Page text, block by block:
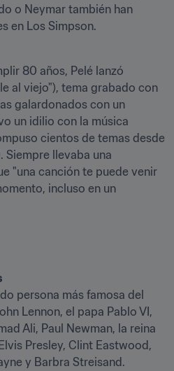
o Neymar también han
en Los Simpson.
80 años, Pelé lanzó
al viejo"), tema grabado con
galardonados con un
un idilio con la música
cientos de temas desde
Siempre llevaba una
"una canción te puede venir
incluso en un
persona más famosa del
Lennon, el papa Pablo VI,
Ali, Paul Newman, la reina
Presley, Clint Eastwood,
y Barbra Streisand.